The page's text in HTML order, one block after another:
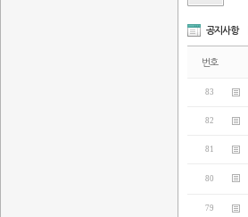
공지사항
번호
83
82
81
80
79